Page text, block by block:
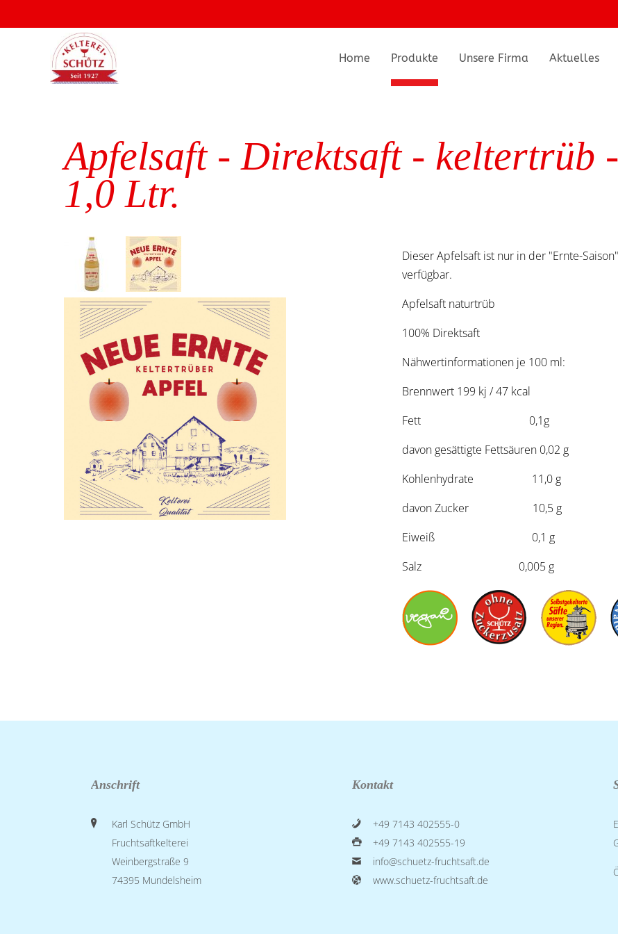
Home Produkte Unsere Firma Aktuelles
Apfelsaft - Direktsaft - keltertrüb
1,0 Ltr.
Dieser Apfelsaft ist nur in der "Ernte-
verfügbar.
Apfelsaft naturtrüb
100% Direktsaft
Nähwertinformationen je 100 ml:
Brennwert 199 kj / 47 kcal
Fett 0,1g
davon gesättigte Fettsäuren 0,02 g
Kohlenhydrate 11,0 g
davon Zucker 10,5 g
Eiweiß 0,1 g
Salz 0,005 g
Anschrift
Karl Schütz GmbH
Fruchtsaftkelterei
Weinbergstraße 9
74395 Mundelsheim
Kontakt
+49 7143 402555-0
+49 7143 402555-19
info@schuetz-fruchtsaft.de
www.schuetz-fruchtsaft.de